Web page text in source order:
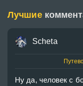
Лучшие
Scheta
Ну да, человек с